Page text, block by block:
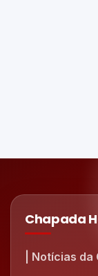
Chapada
| Notícias